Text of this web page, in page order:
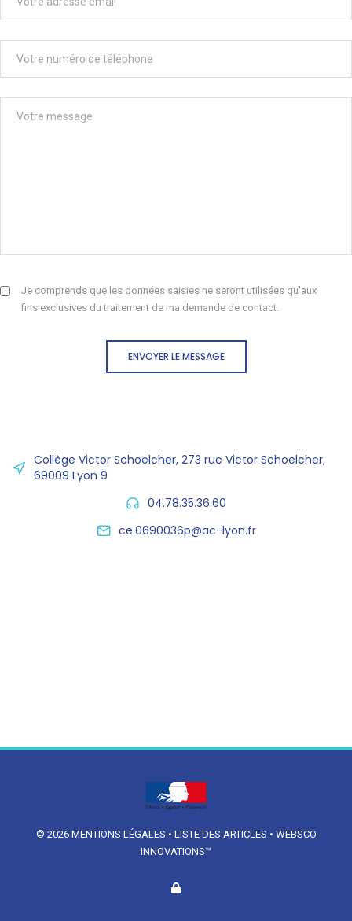
Je comprends que les données saisies ne seront utilisées qu'aux
fins exclusives du traitement de ma demande de contact.
ENVOYER LE MESSAGE
Collège Victor Schoelcher, 273 rue Victor Schoelcher,
69009 Lyon 9
04.78.35.36.60
ce.0690036p@ac-lyon.fr
© 2026 MENTIONS LÉGALES • LISTE DES ARTICLES • WEBSCO
INNOVATIONS™